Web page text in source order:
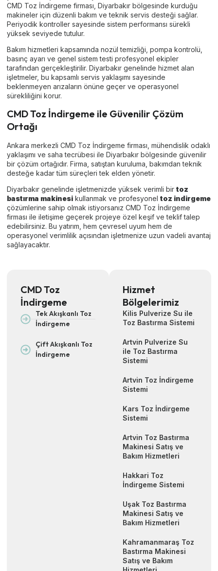
CMD Toz İndirgeme firması, Diyarbakır bölgesinde kurduğu
makineler için düzenli bakım ve teknik servis desteği sağlar.
Periyodik kontroller sayesinde sistem performansı sürekli
yüksek seviyede tutulur.
Bakım hizmetleri kapsamında nozül temizliği, pompa kontrolü,
basınç ayarı ve genel sistem testi profesyonel ekipler
tarafından gerçekleştirilir. Diyarbakır genelinde hizmet alan
işletmeler, bu kapsamlı servis yaklaşımı sayesinde
beklenmeyen arızaların önüne geçer ve operasyonel
sürekliliğini korur.
CMD Toz İndirgeme ile Güvenilir Çözüm
Ortağı
Ankara merkezli CMD Toz İndirgeme firması, mühendislik odaklı
yaklaşımı ve saha tecrübesi ile Diyarbakır bölgesinde güvenilir
bir çözüm ortağıdır. Firma, satıştan kuruluma, bakımdan teknik
desteğe kadar tüm süreçleri tek elden yönetir.
Diyarbakır genelinde işletmenizde yüksek verimli bir toz
bastırma makinesi kullanmak ve profesyonel toz indirgeme
çözümlerine sahip olmak istiyorsanız CMD Toz İndirgeme
firması ile iletişime geçerek projeye özel keşif ve teklif talep
edebilirsiniz. Bu yatırım, hem çevresel uyum hem de
operasyonel verimlilik açısından işletmenize uzun vadeli avantaj
sağlayacaktır.
CMD Toz
İndirgeme
Tek Akışkanlı Toz
İndirgeme
Çift Akışkanlı Toz
İndirgeme
Hizmet
Bölgelerimiz
Kilis Pulverize Su ile
Toz Bastırma Sistemi
Artvin Pulverize Su
ile Toz Bastırma
Sistemi
Artvin Toz İndirgeme
Sistemi
Kars Toz İndirgeme
Sistemi
Artvin Toz Bastırma
Makinesi Satış ve
Bakım Hizmetleri
Hakkari Toz
İndirgeme Sistemi
Uşak Toz Bastırma
Makinesi Satış ve
Bakım Hizmetleri
Kahramanmaraş Toz
Bastırma Makinesi
Satış ve Bakım